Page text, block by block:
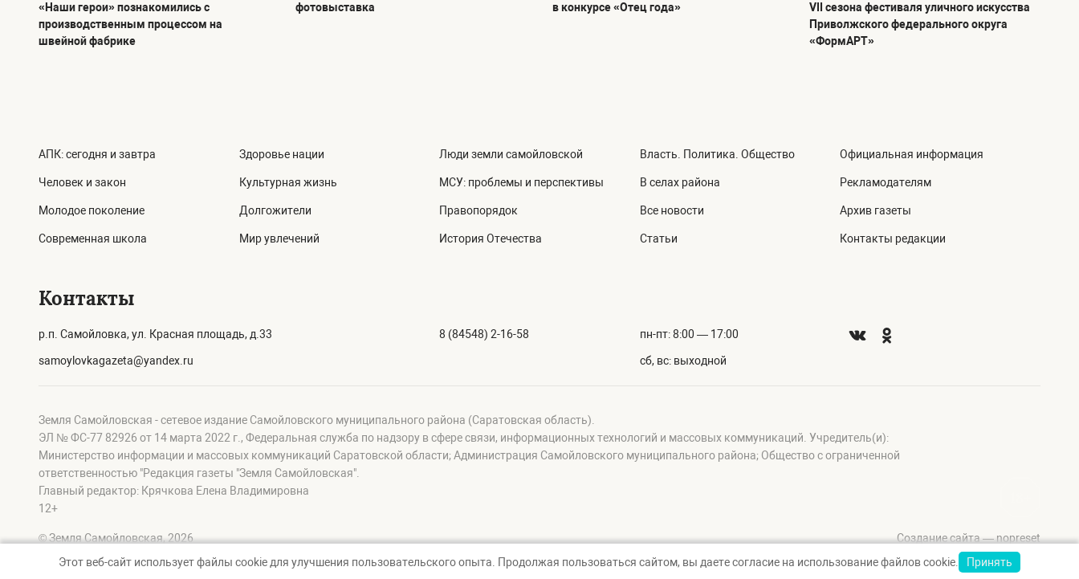
«Наши герои» познакомились с
производственным процессом на
швейной фабрике
фотовыставка
в конкурсе «Отец года»
VII сезона фестиваля уличного искусства
Приволжского федерального округа
«ФормАРТ»
АПК: сегодня и завтра
Человек и закон
Молодое поколение
Современная школа
Здоровье нации
Культурная жизнь
Долгожители
Мир увлечений
Люди земли самойловской
МСУ: проблемы и перспективы
Правопорядок
История Отечества
Власть. Политика. Общество
В селах района
Все новости
Статьи
Официальная информация
Рекламодателям
Архив газеты
Контакты редакции
Контакты
р.п. Самойловка, ул. Красная площадь, д.33
samoylovkagazeta@yandex.ru
8 (84548) 2-16-58 пн-пт: 8:00 — 17:00
сб, вс: выходной
Земля Самойловская - сетевое издание Самойловского муниципального района (Саратовская область).
ЭЛ № ФС-77 82926 от 14 марта 2022 г., Федеральная служба по надзору в сфере связи, информационных технологий и массовых коммуникаций. Учредитель(и):
Министерство информации и массовых коммуникаций Саратовской области; Администрация Самойловского муниципального района; Общество с ограниченной
ответственностью "Редакция газеты "Земля Самойловская".
Главный редактор: Крячкова Елена Владимировна
12+
© Земля Самойловская, 2026
Создание сайта — nopreset
Этот веб-сайт использует файлы cookie для улучшения пользовательского опыта. Продолжая пользоваться сайтом, вы даете согласие на использование файлов cookie.
Принять